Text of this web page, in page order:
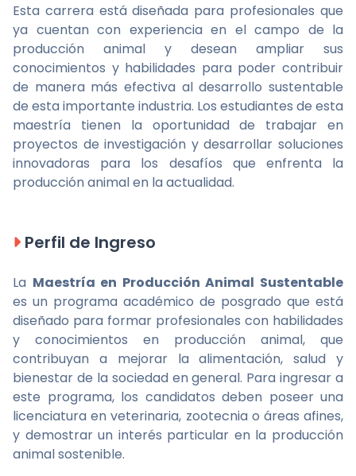
Esta carrera está diseñada para profesionales que
ya cuentan con experiencia en el campo de la
producción animal y desean ampliar sus
conocimientos y habilidades para poder contribuir
de manera más efectiva al desarrollo sustentable
de esta importante industria. Los estudiantes de esta
maestría tienen la oportunidad de trabajar en
proyectos de investigación y desarrollar soluciones
innovadoras para los desafíos que enfrenta la
producción animal en la actualidad.
Perfil de Ingreso
La Maestría en Producción Animal Sustentable
es un programa académico de posgrado que está
diseñado para formar profesionales con habilidades
y conocimientos en producción animal, que
contribuyan a mejorar la alimentación, salud y
bienestar de la sociedad en general. Para ingresar a
este programa, los candidatos deben poseer una
licenciatura en veterinaria, zootecnia o áreas afines,
y demostrar un interés particular en la producción
animal sostenible.